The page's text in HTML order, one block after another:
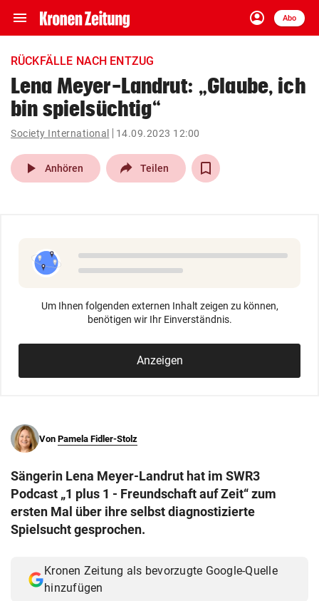
menu Navigation
ein-/ausklappen
account_circle
Anmelden
Abo
close Schließen
account_circle Anmelden
pin_drop
Wien arrow_right
search
eingeben
RÜCKFÄLLE NACH ENTZUG
Lena Meyer-Landrut: „Glaube, ich
bin spielsüchtig“
Society International 14.09.2023 12:00
play_arrow Anhören Teilen
Um Ihnen folgenden externen Inhalt zeigen zu können,
benötigen wir Ihr Einverständnis.
Anzeigen
Von Pamela Fidler-Stolz
Sängerin Lena Meyer-Landrut hat im SWR3
Podcast „1 plus 1 - Freundschaft auf Zeit“ zum
ersten Mal über ihre selbst diagnostizierte
Spielsucht gesprochen.
Kronen Zeitung als bevorzugte Google-Quelle
hinzufügen